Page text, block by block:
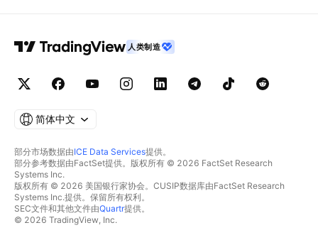
人类制造
简体中文
部分市场数据由ICE Data Services提供。
部分参考数据由FactSet提供。版权所有 © 2026 FactSet Research
Systems Inc.
版权所有 © 2026 美国银行家协会。CUSIP数据库由FactSet Research
Systems Inc.提供。保留所有权利。
SEC文件和其他文件由Quartr提供。
© 2026 TradingView, Inc.